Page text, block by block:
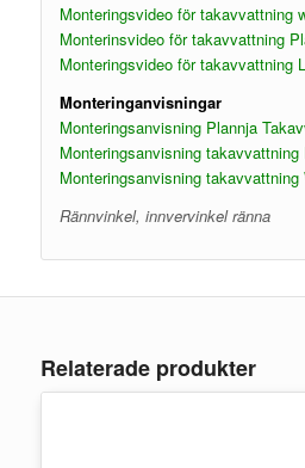
Monteringsvideo för takavvattning
Monterinsvideo för takavvattning
Monteringsvideo för takavvattning
Monteringanvisningar
Monteringsanvisning Plannja
Monteringsanvisning takavvattning
Monteringsanvisning takavvattning
Rännvinkel, innvervinkel ränna
Relaterade produkter